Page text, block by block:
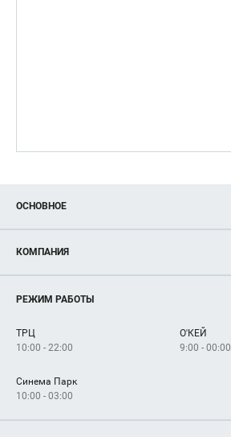
ОСНОВНОЕ
Новости
Магазины
Услуги
КОМПАНИЯ
Рекламодателям
Как добраться
РЕЖИМ РАБОТЫ
ТРЦ
10:00 - 22:00
О'КЕЙ
9:00 - 00:00
Синема Парк
10:00 - 03:00